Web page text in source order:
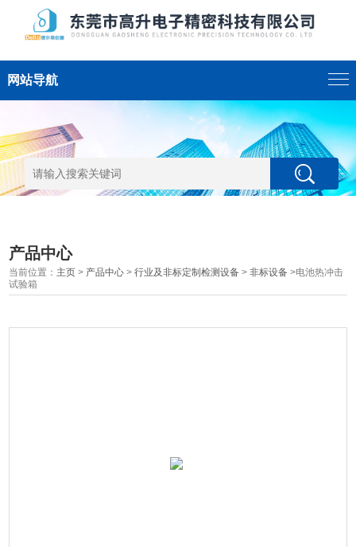
网站导航
产品中心
当前位置： 主页 > 产品中心 >行业及非标定制检测设备 >非标设备 >电池热冲击
试验箱